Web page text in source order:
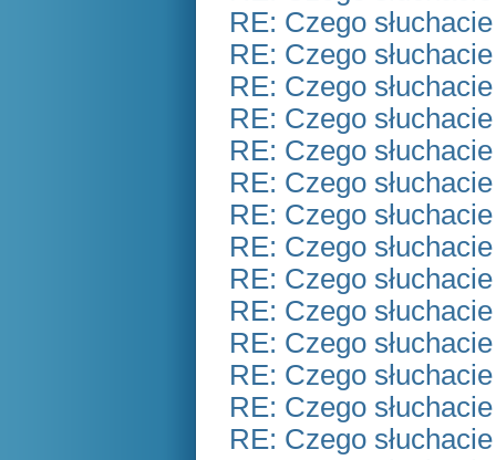
RE: Czego
RE: Czego
RE: Czego
RE: Czego
RE: Czego
RE: Czego
RE: Czego
RE: Czego
RE: Czego
RE: Czego
RE: Czego
RE: Czego
RE: Czego
RE: Czego